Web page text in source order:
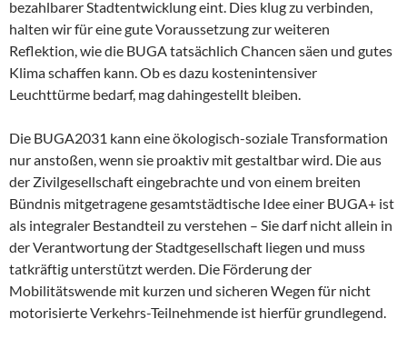
bezahlbarer Stadtentwicklung eint. Dies klug zu verbinden,
halten wir für eine gute Voraussetzung zur weiteren
Reflektion, wie die BUGA tatsächlich Chancen säen und gutes
Klima schaffen kann. Ob es dazu kostenintensiver
Leuchttürme bedarf, mag dahingestellt bleiben.
Die BUGA2031 kann eine ökologisch-soziale Transformation
nur anstoßen, wenn sie proaktiv mit gestaltbar wird. Die aus
der Zivilgesellschaft eingebrachte und von einem breiten
Bündnis mitgetragene gesamtstädtische Idee einer BUGA+ ist
als integraler Bestandteil zu verstehen – Sie darf nicht allein in
der Verantwortung der Stadtgesellschaft liegen und muss
tatkräftig unterstützt werden. Die Förderung der
Mobilitätswende mit kurzen und sicheren Wegen für nicht
motorisierte Verkehrs-Teilnehmende ist hierfür grundlegend.